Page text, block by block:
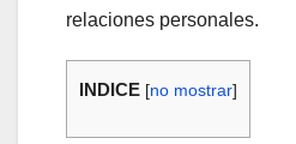
relaciones personales.
INDICE [no mostrar]